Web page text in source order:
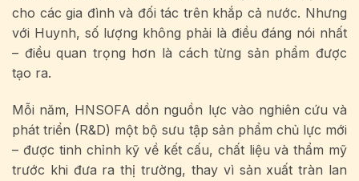
cho các gia đình và đối tác trên khắp cả nước. Nhưng
với Huynh, số lượng không phải là điều đáng nói nhất
– điều quan trọng hơn là cách từng sản phẩm được
tạo ra.
Mỗi năm, HNSOFA dồn nguồn lực vào nghiên cứu và
phát triển (R&D) một bộ sưu tập sản phẩm chủ lực mới
– được tinh chỉnh kỹ về kết cấu, chất liệu và thẩm mỹ
trước khi đưa ra thị trường, thay vì sản xuất tràn lan